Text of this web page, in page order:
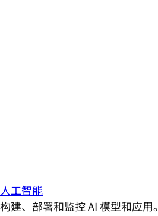
人工智能
构建、部署和监控 AI 模型和应用。